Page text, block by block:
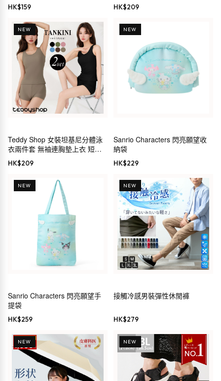
HK$159 HK$209
NEW
Teddy Shop 女裝坦基尼分體泳
衣兩件套 無袖連胸墊上衣 短褲
遮肚顯瘦運動泳衣
HK$209
NEW
Sanrio Characters 閃亮願望收
納袋
HK$229
NEW
Sanrio Characters 閃亮願望手
提袋
HK$259
NEW
接觸冷感男裝彈性休閒褲
HK$279
NEW NEW